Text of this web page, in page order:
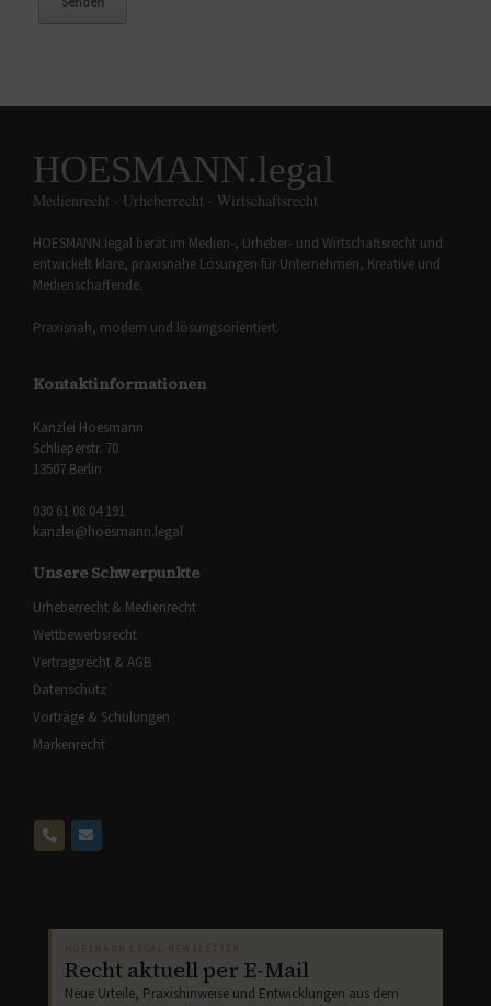
HOESMANN.legal
Medienrecht · Urheberrecht · Wirtschaftsrecht
HOESMANN.legal berät im Medien-, Urheber- und Wirtschaftsrecht und
entwickelt klare, praxisnahe Lösungen für Unternehmen, Kreative und
Medienschaffende.
Praxisnah, modern und lösungsorientiert.
Kontaktinformationen
Kanzlei Hoesmann
Schlieperstr. 70
13507 Berlin
030 61 08 04 191
kanzlei@hoesmann.legal
Unsere Schwerpunkte
Urheberrecht & Medienrecht
Wettbewerbsrecht
Vertragsrecht & AGB
Datenschutz
Vorträge & Schulungen
Markenrecht
HOESMANN.LEGAL NEWSLETTER
Recht aktuell per E-Mail
Neue Urteile, Praxishinweise und Entwicklungen aus dem